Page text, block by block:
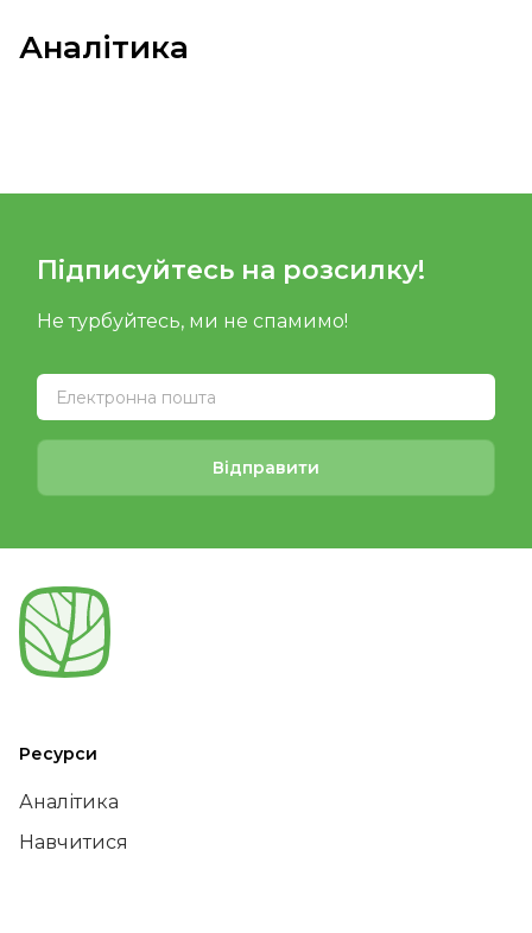
Аналітика
Підписуйтесь на розсилку!
Не турбуйтесь, ми не спамимо!
Відправити
Ресурси
Аналітика
Навчитися